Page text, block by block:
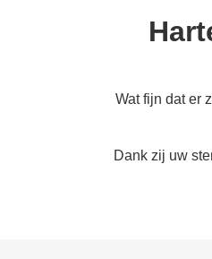
Wat fijn dat er
Dank zij uw